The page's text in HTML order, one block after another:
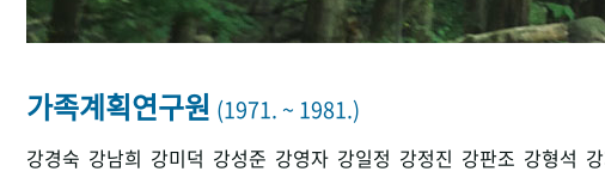
가족계획연구원 (1971. ~ 1981.)
강경숙 강남희 강미덕 강성준 강영자 강일정 강정진 강판조 강형석